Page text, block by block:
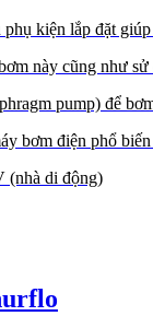
kiện lắp đặt
này cũng như
pump) để
bơm điện phổ
(nhà di động)